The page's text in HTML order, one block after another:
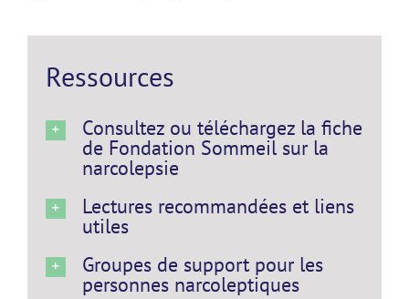
Ressources
Consultez ou téléchargez la fiche
de Fondation Sommeil sur la
narcolepsie
Lectures recommandées et liens
utiles
Groupes de support pour les
personnes narcoleptiques